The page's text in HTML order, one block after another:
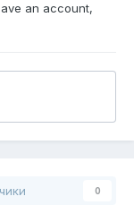
an account,
0